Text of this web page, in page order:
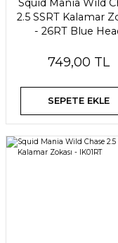
Squid Mania Wild
2.5 SSRT Kalamar
- 26RT Blue
749,00 TL
SEPETE EKLE